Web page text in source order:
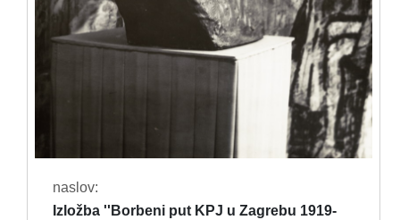
naslov:
Izložba ''Borbeni put KPJ u Zagrebu 1919-